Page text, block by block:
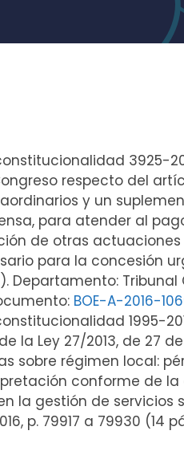
3925-
respecto del
y un
para atender al
de otras
para la concesión
Departamento:
BOE-A-2016-
1995-
la Ley 27/2013, de 27
sobre régimen local:
conforme de
la gestión de servicios
p. 79917 a 79930 (14